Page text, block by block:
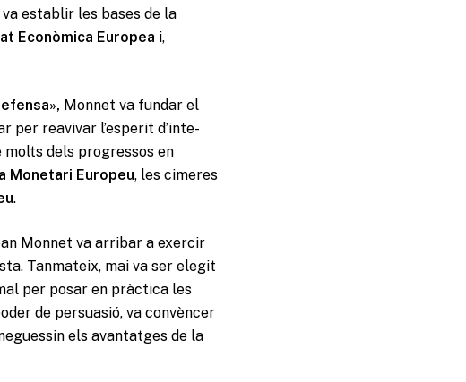
establir les bases de la
Econòmica Europea i,
Monnet va fundar el
per reavivar l’esperit d’inte-
dels progressos en
Monetari Europeu, les cimeres
.
Monnet va arribar a exercir
Tanmateix, mai va ser elegit
per posar en pràctica les
de persuasió, va convèncer
els avantatges de la